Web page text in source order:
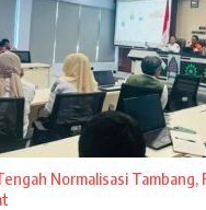
Normalisasi